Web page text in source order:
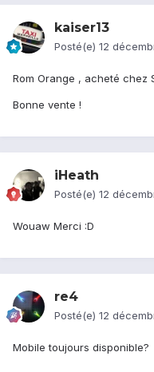
kaiser13
Posté(e) 12
Rom Orange , acheté chez
Bonne vente !
iHeath
Posté(e) 12
Wouaw Merci :D
re4
Posté(e) 12
Mobile toujours disponible?